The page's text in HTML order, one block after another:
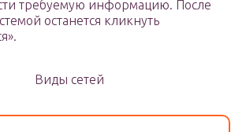
требуемую информацию. После
останется кликнуть
Виды сетей